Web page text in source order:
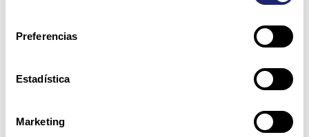
Preferencias
Estadística
Marketing